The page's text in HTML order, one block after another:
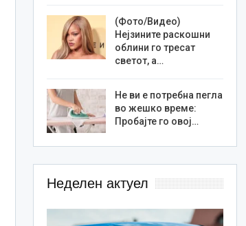
(Фото/Видео)
Нејзините раскошни
облини го тресат
светот, а…
Не ви е потребна пегла
во жешко време:
Пробајте го овој…
Неделен актуел